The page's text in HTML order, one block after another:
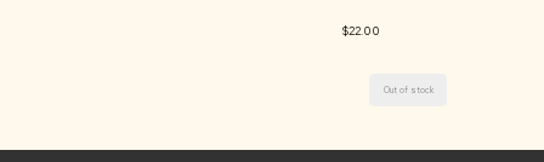
Out of stock
$22.00